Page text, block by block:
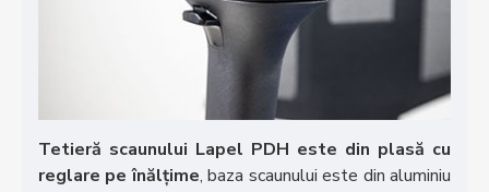
Tetieră scaunului Lapel PDH este din plasă cu
reglare pe înălțime, baza scaunului este din aluminiu